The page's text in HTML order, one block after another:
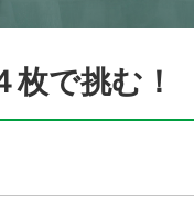
枚で挑む！